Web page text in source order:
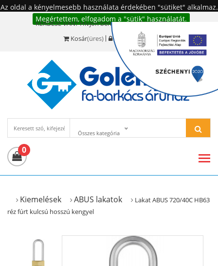
Az oldal a kényelmesebb használata érdekében "sütiket" alkalmaz.
Megértettem, elfogadom a "sütik" használatát.
KÉRDÉSE VAN? Hívjon bennünket!:+36 20 977-6494
Kosár(üres) Bejelentkezés
Összes kategória
0
Kiemelések ABUS lakatok
Lakat ABUS 720/40C HB63
réz fúrt kulcsú hosszú kengyel